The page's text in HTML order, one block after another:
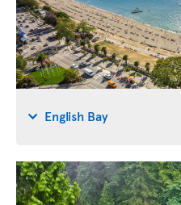
English Bay